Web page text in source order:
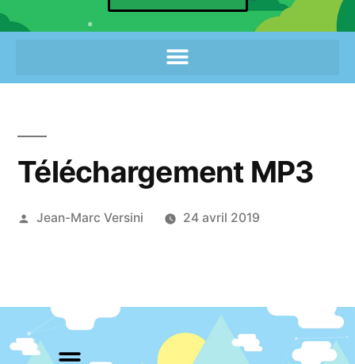
Téléchargement MP3
Jean-Marc Versini 24 avril 2019